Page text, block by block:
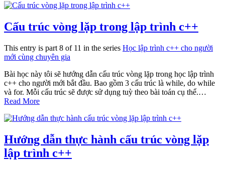
Cấu trúc vòng lặp trong lập trình c++
This entry is part 8 of 11 in the series Học lập trình c++ cho người
mới cùng chuyên gia
Bài học này tôi sẽ hướng dẫn cấu trúc vòng lặp trong học lập trình
c++ cho người mới bắt đầu. Bao gồm 3 cấu trúc là while, do while
và for. Mỗi cấu trúc sẽ được sử dụng tuỳ theo bài toán cụ thể.…
Read More
Hướng dẫn thực hành cấu trúc vòng lặp
lập trình c++